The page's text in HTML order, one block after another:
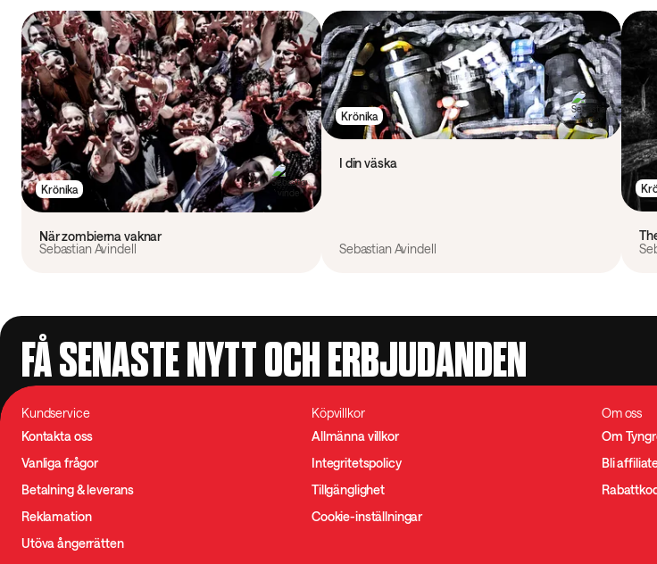
Krönika
När zombierna vaknar
Sebastian Avindell
Krönika
I din väska
Sebastian Avindell
FÅ SENASTE NYTT OCH ERBJUDANDEN
Kundservice
Kontakta oss
Vanliga frågor
Betalning & leverans
Reklamation
Utöva ångerrätten
Köpvillkor
Allmänna villkor
Integritetspolicy
Tillgänglighet
Cookie-inställningar
Om oss
Om
Bli